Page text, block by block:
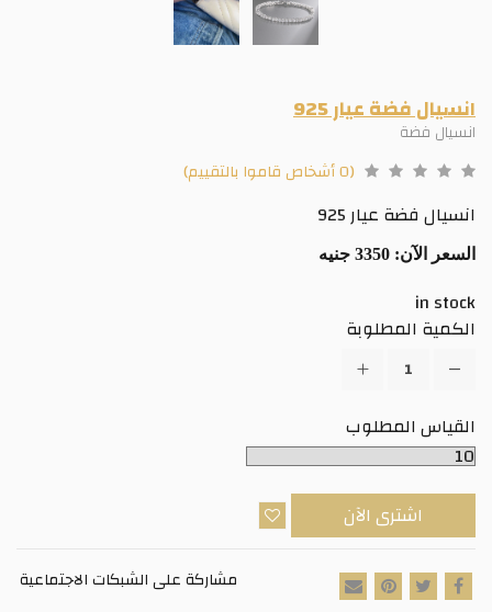
انسيال فضة عيار 925
انسيال فضة
(0 أشخاص قاموا بالتقييم)
انسيال فضة عيار 925
السعر الآن:
in stock
الكمية المطلوبة
القياس المطلوب
اشترى الآن
مشاركة على الشبكات الاجتماعية